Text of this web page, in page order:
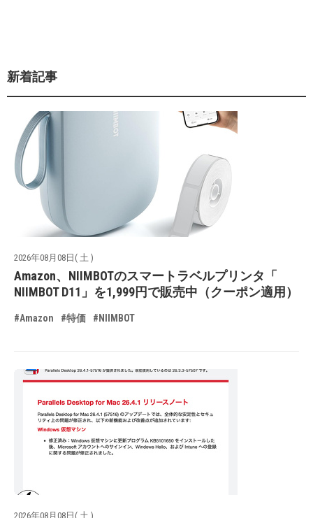
新着記事
2026年08月08日( 土 )
Amazon、NIIMBOTのスマートラベルプリンタ「
NIIMBOT D11」を1,999円で販売中（クーポン適用）
#Amazon #特価 #NIIMBOT
2026年08月08日( 土 )